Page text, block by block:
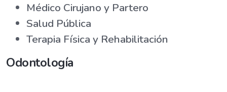
Médico Cirujano y Partero
Salud Pública
Terapia Física y Rehabilitación
Odontología